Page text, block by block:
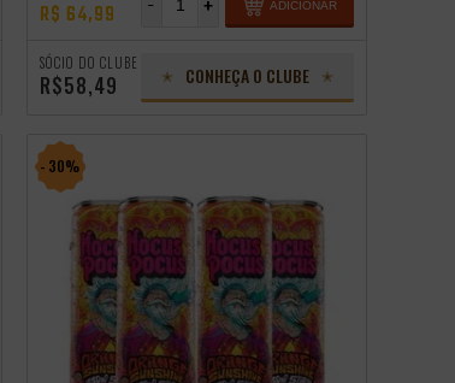
R$ 64,99 +
- ADICIONAR
SÓCIO DO CLUBE
R$58,49 CONHEÇA O CLUBE
- 30%